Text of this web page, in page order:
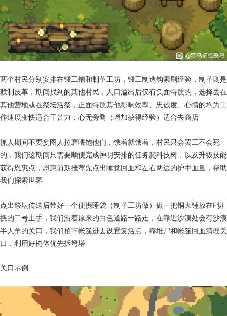
两个村民分别安排在锻工铺和制革工坊，锻工制造钩索刷经验，制革则是
鞣制皮革，期间找到的其他村民，人口溢出后仅有负面特质的，选择丢在
其他营地或在祭坛活祭，正面特质其他影响效率、忠诚度、心情的均为工
作速度变快适合干苦力，心无旁骛（增加获得经验）适合去商店
抓人期间不要妄图人拉磨喂饱他们，饿着就饿着，村民只会罢工不会死
的，我们这期间只需要顺便完成神明安排的任务爬科技树，以及升级技能
获得恩惠点，恩惠前期推荐先点出睡觉回血和左右两边的护甲血量，帮助
我们探索世界
点出祭坛传送后带好一个便携睡袋（制革工坊做）做一把铜大锤放在F切
换的二号主手，我们沿着原来的白色道路一路走，在靠近沙漠处会有沙漠
半人羊的关口，我们拍下帐篷进去设置复活点，靠堆尸和帐篷回血清理关
口，利用好掩体优先拆弩塔
关口示例